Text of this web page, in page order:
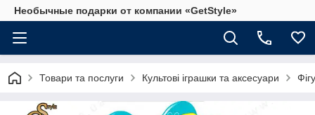
Необычные подарки от компании «GetStyle»
Товари та послуги Культові іграшки та аксесуари